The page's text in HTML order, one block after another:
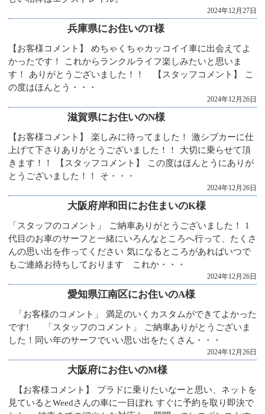
2024年12月27日
兵庫県にお住いのT様
【お客様コメント】 めちゃくちゃカッコイイ車に出会えてよ
かったです！ これからランクルライフ楽しみたいと思いま
す！ ありがとうございました！！ 【スタッフコメント】 こ
の度はほんとう・・・
2024年12月26日
滋賀県にお住いのN様
【お客様コメント】 楽しみに待ってました！ 激シブカーに仕
上げて下さりありがとうございました！！ 大切に乗らせて頂
きます！！ 【スタッフコメント】 この度はほんとうにありが
とうございました！！ そ・・・
2024年12月26日
大阪府岸和田にお住まいのK様
「スタッフのコメント」 ご納車ありがとうございました！ 1
代目のお車のサーフと一緒にいろんなところへ行って、たくさ
んの思い出を作ってください 気になるところがあればいつで
もご連絡お待ちしております これか・・・
2024年12月26日
愛知県江南区にお住いのA様
「お客様のコメント」 満足のいくカスタムができてよかった
です! 「スタッフのコメント」 ご納車ありがとうございま
した！同い年のサーフでいい思い出をたくさん・・・
2024年12月26日
大阪府にお住いのM様
【お客様コメント】 プラドに乗りたいなーと思い、ネットを
見ているとWeedさんの車に一目ぼれ すぐに予約を取り即決で